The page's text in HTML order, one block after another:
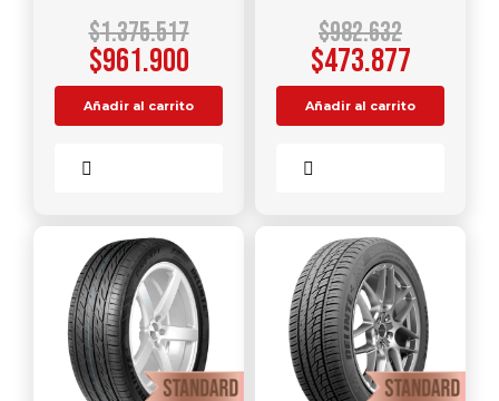
$1.375.517
$961.900
Añadir al carrito
$982.632
$473.877
Añadir al carrito